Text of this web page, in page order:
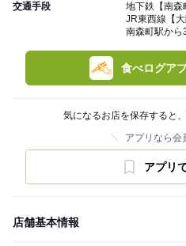
交通手段
地下鉄【南森
JR東西線【
南森町駅から
食べログア
気になるお店を保存すると
アプリなら会
アプリ
店舗基本情報